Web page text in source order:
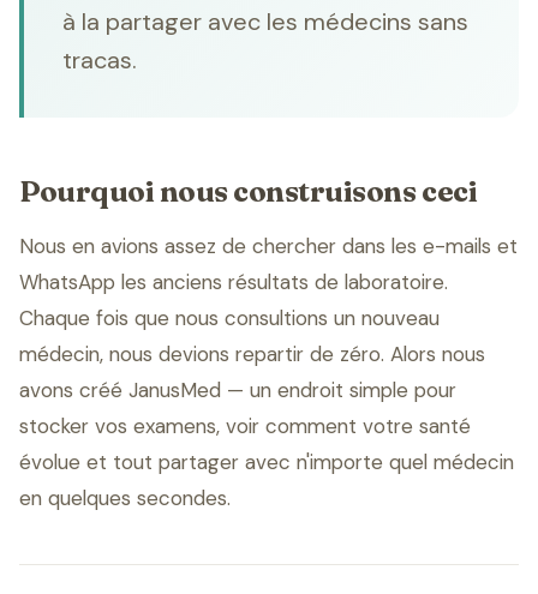
à la partager avec les médecins sans
tracas.
Pourquoi nous construisons ceci
Nous en avions assez de chercher dans les e-mails et
WhatsApp les anciens résultats de laboratoire.
Chaque fois que nous consultions un nouveau
médecin, nous devions repartir de zéro. Alors nous
avons créé JanusMed — un endroit simple pour
stocker vos examens, voir comment votre santé
évolue et tout partager avec n'importe quel médecin
en quelques secondes.